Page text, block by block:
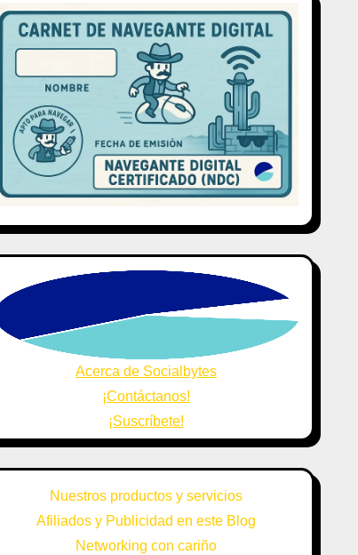
Acerca de Socialbytes
¡Contáctanos!
¡Suscríbete!
Nuestros productos y servicios
Afiliados y Publicidad en este Blog
Networking con cariño